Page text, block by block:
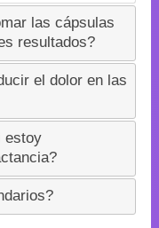
las cápsulas
resultados?
el dolor en las
estoy